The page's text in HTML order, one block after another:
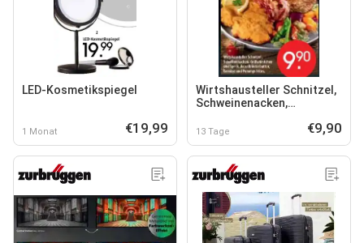
LED-Kosmetikspiegel
1 Monat €19,99
Wirtshausteller Schnitzel,
Schweinenacken,
13 Tage €9,90